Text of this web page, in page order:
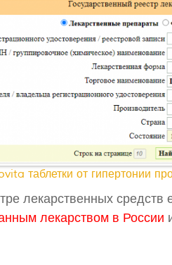
таблетки от гипертонии
лекарственных средств
лекарством в России